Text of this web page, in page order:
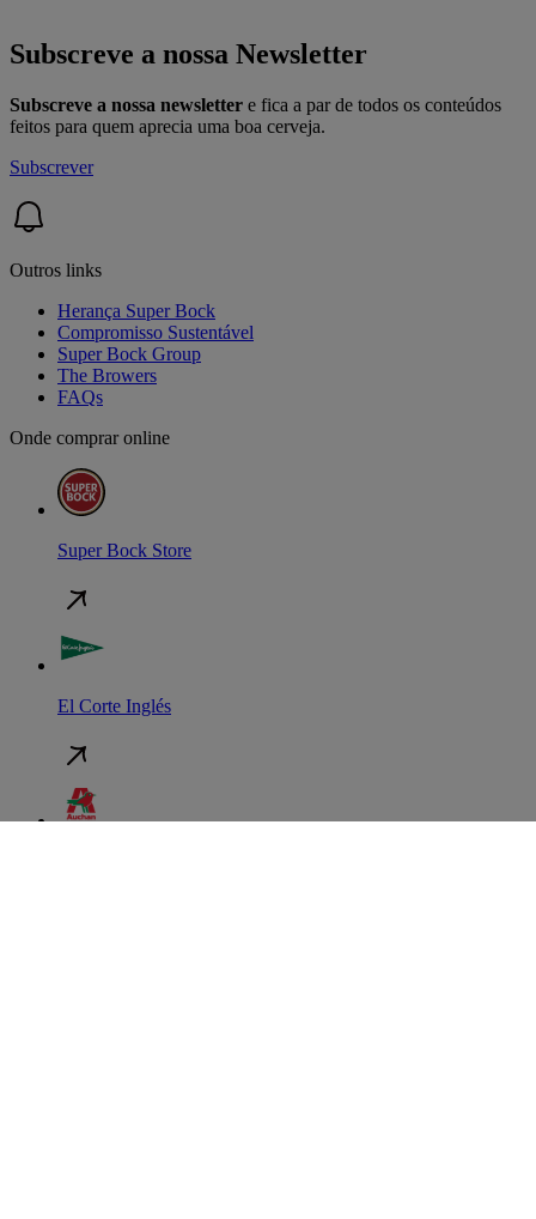
Subscreve a nossa Newsletter
Subscreve a nossa newsletter e fica a par de todos os conteúdos
feitos para quem aprecia uma boa cerveja.
Subscrever
Outros links
Herança Super Bock
Compromisso Sustentável
Super Bock Group
The Browers
FAQs
Onde comprar online
Super Bock Store
El Corte Inglés